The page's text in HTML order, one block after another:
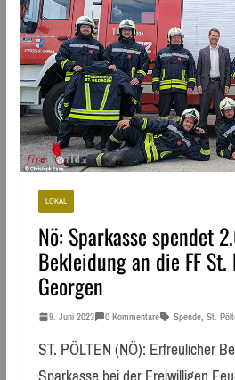
LOKAL
Nö: Sparkasse spendet
Bekleidung an die FF
Georgen
9. Juni 2023 0 Kommentare Spende, St.
ST. PÖLTEN (NÖ): Erfreulicher